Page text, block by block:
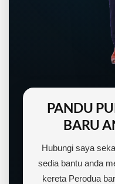
PANDU
BARU
Hubungi saya
sedia bantu anda
kereta Perodua